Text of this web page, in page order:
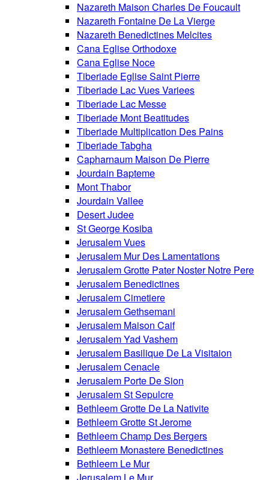
Nazareth Maison Charles De Foucault
Nazareth Fontaine De La Vierge
Nazareth Benedictines Melcites
Cana Eglise Orthodoxe
Cana Eglise Noce
Tiberiade Eglise Saint Pierre
Tiberiade Lac Vues Variees
Tiberiade Lac Messe
Tiberiade Mont Beatitudes
Tiberiade Multiplication Des Pains
Tiberiade Tabgha
Capharnaum Maison De Pierre
Jourdain Bapteme
Mont Thabor
Jourdain Vallee
Desert Judee
St George Kosiba
Jerusalem Vues
Jerusalem Mur Des Lamentations
Jerusalem Grotte Pater Noster Notre Pere
Jerusalem Benedictines
Jerusalem Cimetiere
Jerusalem Gethsemani
Jerusalem Maison Caif
Jerusalem Yad Vashem
Jerusalem Basilique De La Visitaion
Jerusalem Cenacle
Jerusalem Porte De Sion
Jerusalem St Sepulcre
Bethleem Grotte De La Nativite
Bethleem Grotte St Jerome
Bethleem Champ Des Bergers
Bethleem Monastere Benedictines
Bethleem Le Mur